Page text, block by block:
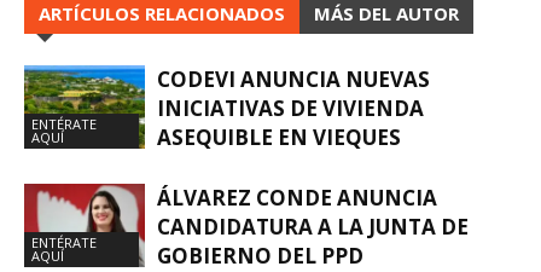
ARTÍCULOS RELACIONADOS MÁS DEL AUTOR
ENTÉRATE
AQUÍ
CODEVI ANUNCIA NUEVAS
INICIATIVAS DE VIVIENDA
ASEQUIBLE EN VIEQUES
ENTÉRATE
AQUÍ
ÁLVAREZ CONDE ANUNCIA
CANDIDATURA A LA JUNTA DE
GOBIERNO DEL PPD